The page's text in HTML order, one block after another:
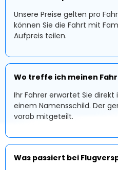
Unsere Preise gelten pro
können Sie die Fahrt mit
Aufpreis teilen.
Wo treffe ich meinen
Ihr Fahrer erwartet Sie
einem Namensschild. Der
vorab mitgeteilt.
Was passiert bei